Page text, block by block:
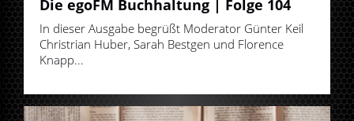
Die egoFM Buchhaltung | Folge 104
In dieser Ausgabe begrüßt Moderator Günter Keil
Christrian Huber, Sarah Bestgen und Florence
Knapp...